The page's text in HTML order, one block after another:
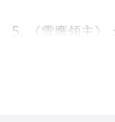
5. 《雪鹰领主》
量并成为一个强